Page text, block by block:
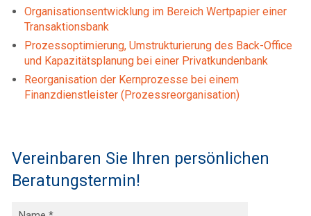
Organisationsentwicklung im Bereich Wertpapier einer
Transaktionsbank
Prozessoptimierung, Umstrukturierung des Back-Office
und Kapazitätsplanung bei einer Privatkundenbank
Reorganisation der Kernprozesse bei einem
Finanzdienstleister (Prozessreorganisation)
Vereinbaren Sie Ihren persönlichen
Beratungstermin!